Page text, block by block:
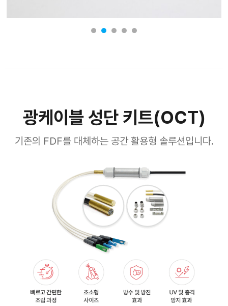
광케이블 성단 키트(OCT)
기존의 FDF를 대체하는 공간 활용형 솔루션입니다.